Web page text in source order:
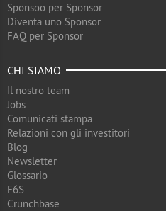
Sponsoo per Sponsor
Diventa uno Sponsor
FAQ per Sponsor
CHI SIAMO
Il nostro team
Jobs
Comunicati stampa
Relazioni con gli investitori
Blog
Newsletter
Glossario
F6S
Crunchbase